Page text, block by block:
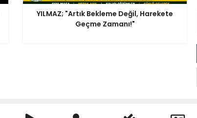
YILMAZ; "Artık Bekleme Değil, Harekete
Geçme Zamanı!"